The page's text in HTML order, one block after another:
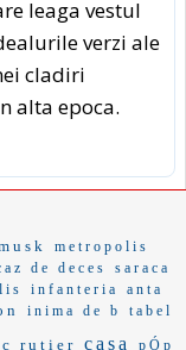
leaga vestul
verzi ale
cladiri
alta epoca.
metropolis
de deces saraca
infanteria
anta
inima de b tabel
rutier casa pÓp